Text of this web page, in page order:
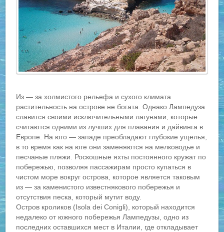
Из — за холмистого рельефа и сухого климата
растительность на острове не богата. Однако Лампедуза
славится своими исключительными лагунами, которые
считаются одними из лучших для плавания и дайвинга в
Европе. На юго — западе преобладают глубокие ущелья,
в то время как на юге они заменяются на мелководье и
песчаные пляжи. Роскошные яхты постоянного кружат по
побережью, позволяя пассажирам просто купаться в
чистом море вокруг острова, которое является таковым
из — за каменистого известнякового побережья и
отсутствия песка, который мутит воду.
Остров кроликов (Isola dei Conigli), который находится
недалеко от южного побережья Лампедузы, одно из
последних оставшихся мест в Италии, где откладывает